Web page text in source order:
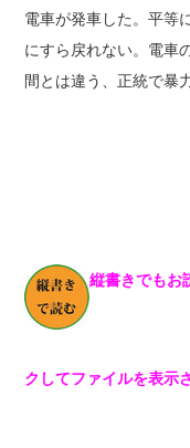
電車が発車した。平等
にすら戻れない。電車
間とは違う、正統で暴
縦書きでもお
クしてファイルを表示